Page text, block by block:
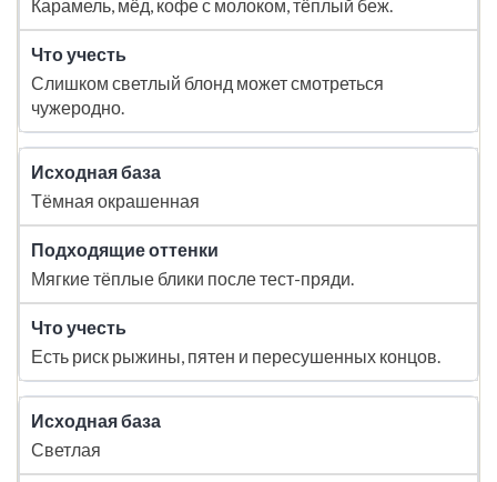
Карамель, мёд, кофе с молоком, тёплый беж.
Слишком светлый блонд может смотреться
чужеродно.
Тёмная окрашенная
Мягкие тёплые блики после тест-пряди.
Есть риск рыжины, пятен и пересушенных концов.
Светлая